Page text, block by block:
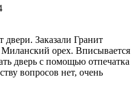
двери. Заказали Гранит
орех. Вписывается
дверь с помощью отпечатка
вопросов нет, очень